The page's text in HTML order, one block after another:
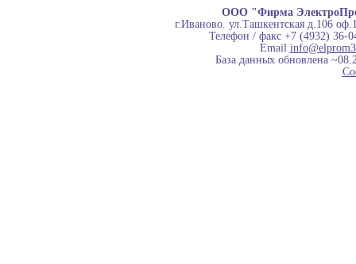
ООО "Фирма
г.Иваново. ул.Ташкентская д.106
Телефон / факс +7 (4932) 36-
Email
База данных обновлена